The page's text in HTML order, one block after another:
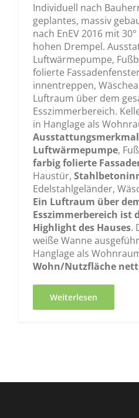
Individuell nach
geplantes, massiv
nach EnEV 2016 mit
hohen Drempel.
Luftwärmepumpe,
folierte
innentreppen,
Luftraum über dem
Esszimmerbereich.
in Hanglage als
Luftwärmepumpe,
farbig folierte
Haustür,
Edelstahlgeländer,
Ein Luftraum über
Esszimmerbereich ist
Highlight des Hauses.
weiße Wanne
Hanglage als
Wohn/Nutzfläche
Weiterlesen